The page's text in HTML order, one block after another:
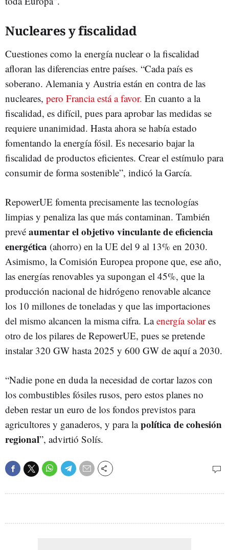
Nucleares y fiscalidad
Cuestiones como la energía nuclear o la fiscalidad
afloran las diferencias entre países. “Cada país es
soberano. Alemania y Austria están en contra de las
nucleares, pero Francia está a favor. En cuanto a la
fiscalidad, es difícil, pues para aprobar las medidas se
requiere unanimidad. Hasta ahora se había estado
fomentando la energía fósil. Es necesario bajar la
fiscalidad de productos eficientes. Crear el estímulo para
consumir de forma sostenible”, indicó la García.
RepowerUE fomenta precisamente las tecnologías
limpias y penaliza las que más contaminan. También
prevé aumentar el objetivo vinculante de eficiencia
energética (ahorro) en la UE del 9 al 13% en 2030.
Asimismo, la Comisión Europea propone que, ese año,
las energías renovables ya supongan el 45%, que la
producción nacional de hidrógeno renovable alcance
los 10 millones de toneladas y que las importaciones
del mismo alcancen la misma cifra. Laenergía solares
otro de los pilares de RepowerUE, pues se pretende
instalar 320 GW hasta 2025 y 600 GW de aquí a 2030.
“Nadie pone en duda la necesidad de cortar lazos con
los combustibles fósiles rusos, pero estos planes no
deben restar un euro de los fondos previstos para
agricultores y ganaderos, y para lapolítica de cohesión
regional”, advirtió Solís.